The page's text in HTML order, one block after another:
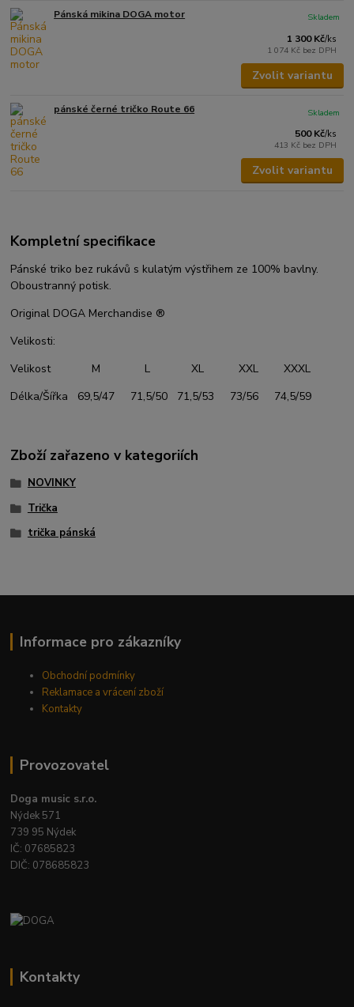
Pánská mikina DOGA motor
1 300 Kč/ks
1 074 Kč bez DPH
Skladem
Zvolit variantu
pánské černé tričko Route 66
500 Kč/ks
413 Kč bez DPH
Skladem
Zvolit variantu
Kompletní specifikace
Pánské triko bez rukávů s kulatým výstřihem ze 100% bavlny.
Oboustranný potisk.
Original DOGA Merchandise ®
Velikosti:
Velikost M L XL XXL XXXL
Délka/Šířka 69,5/47 71,5/50 71,5/53 73/56 74,5/59
Zboží zařazeno v kategoriích
NOVINKY
Trička
trička pánská
Informace pro zákazníky
Obchodní podmínky
Reklamace a vrácení zboží
Kontakty
Provozovatel
Doga music s.r.o.
Nýdek 571
739 95 Nýdek
IČ: 07685823
DIČ: 078685823
Kontakty